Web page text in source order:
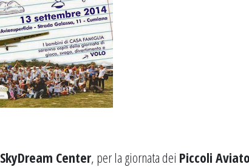
SkyDream Center, per la giornata dei Piccoli